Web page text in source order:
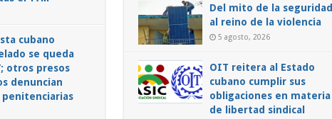
cubano
se queda
otros presos
denuncian
Del mito de la seguridad
al reino de la violencia
5 agosto, 2026
OIT reitera al Estado
cubano cumplir sus
obligaciones en materia
de libertad sindical